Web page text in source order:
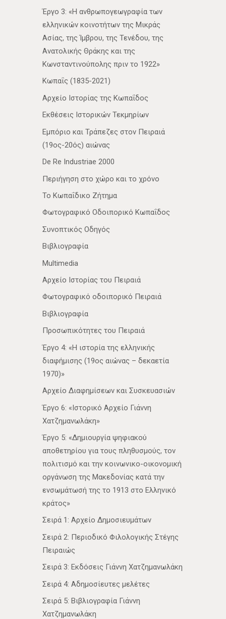
Έργο 3: «Η ανθρωπογεωγραφία των
ελληνικών κοινοτήτων της Μικράς
Ασίας, της Ίμβρου, της Τενέδου, της
Ανατολικής Θράκης και της
Κωνσταντινούπολης πριν το 1922»
Κωπαΐς (1835-2021)
Αρχείο Ιστορίας της Κωπαΐδος
Εκθέσεις Ιστορικών Τεκμηρίων
Εμπόριο και Τράπεζες στον Πειραιά
(19ος-20ός) αιώνας
De Re Industriae 2000
Περιήγηση στο χώρο και το χρόνο
Το Κωπαΐδικο Ζήτημα
Φωτογραφικό Οδοιπορικό Κωπαΐδος
Συνοπτικός Οδηγός
Βιβλιογραφία
Multimedia
Αρχείο Ιστορίας του Πειραιά
Φωτογραφικό οδοιπορικό Πειραιά
Βιβλιογραφία
Προσωπικότητες του Πειραιά
Έργο 4: «Η ιστορία της ελληνικής
διαφήμισης (19ος αιώνας – δεκαετία
1970)»
Αρχείο Διαφημίσεων και Συσκευασιών
Έργο 6: «Ιστορικό Αρχείο Γιάννη
Χατζημανωλάκη»
Έργο 5: «Δημιουργία ψηφιακού
αποθετηρίου για τους πληθυσμούς, τον
πολιτισμό και την κοινωνικο-οικονομική
οργάνωση της Μακεδονίας κατά την
ενσωμάτωσή της το 1913 στο Ελληνικό
κράτος»
Σειρά 1: Αρχείο Δημοσιευμάτων
Σειρά 2: Περιοδικό Φιλολογικής Στέγης
Πειραιώς
Σειρά 3: Εκδόσεις Γιάννη Χατζημανωλάκη
Σειρά 4: Αδημοσίευτες μελέτες
Σειρά 5: Βιβλιογραφία Γιάννη
Χατζημανωλάκη